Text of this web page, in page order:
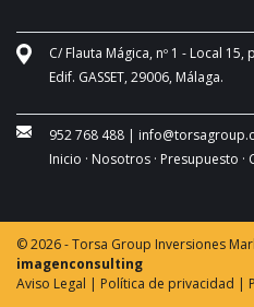
C/ Flauta Mágica, nº 1 - Local 15,
Edif. GASSET, 29006, Málaga.
952 768 488 |
Inicio · Nosotros · Presupuesto ·
© 2026 - Torsa Group Inversiones
imagenconsulting
Aviso Legal | Política de privacidad |